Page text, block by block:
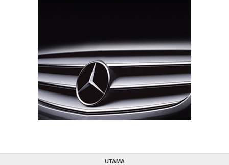
UTAMA